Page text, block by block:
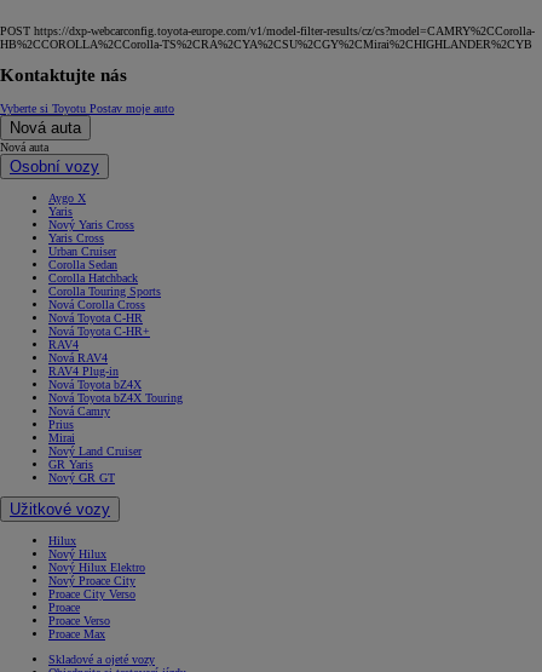
POST https://dxp-webcarconfig.toyota-europe.com/v1/model-filter-results/cz/cs?model=CAMRY%2CCorolla-
HB%2CCOROLLA%2CCorolla-TS%2CRA%2CYA%2CSU%2CGY%2CMirai%2CHIGHLANDER%2CYB
Kontaktujte nás
Vyberte si Toyotu Postav moje auto
Nová auta
Nová auta
Osobní vozy
Aygo X
Yaris
Nový Yaris Cross
Yaris Cross
Urban Cruiser
Corolla Sedan
Corolla Hatchback
Corolla Touring Sports
Nová Corolla Cross
Nová Toyota C-HR
Nová Toyota C-HR+
RAV4
Nová RAV4
RAV4 Plug-in
Nová Toyota bZ4X
Nová Toyota bZ4X Touring
Nová Camry
Prius
Mirai
Nový Land Cruiser
GR Yaris
Nový GR GT
Užitkové vozy
Hilux
Nový Hilux
Nový Hilux Elektro
Nový Proace City
Proace City Verso
Proace
Proace Verso
Proace Max
Skladové a ojeté vozy